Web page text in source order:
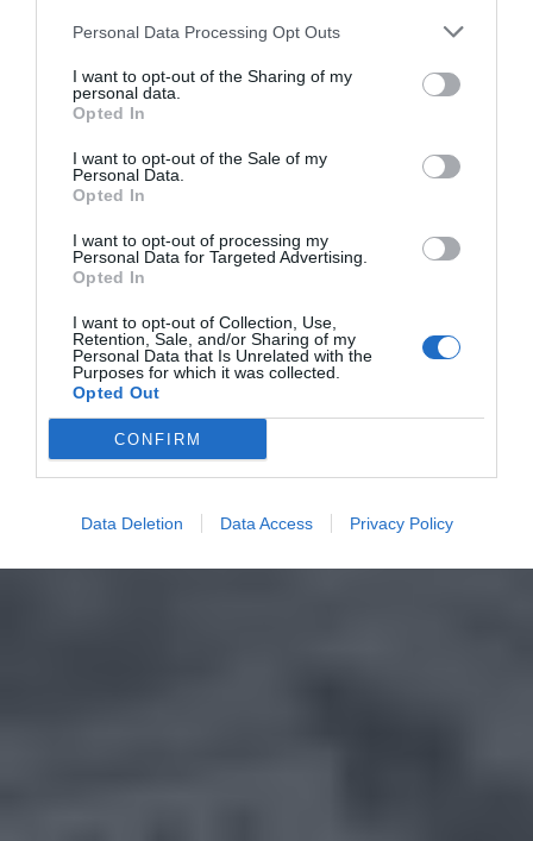
Personal Data Processing Opt Outs
I want to opt-out of the Sharing of my
personal data.
Opted In
I want to opt-out of the Sale of my
Personal Data.
Opted In
I want to opt-out of processing my
Personal Data for Targeted Advertising.
Opted In
I want to opt-out of Collection, Use,
Retention, Sale, and/or Sharing of my
Personal Data that Is Unrelated with the
Purposes for which it was collected.
Opted Out
CONFIRM
Data Deletion Data Access Privacy Policy